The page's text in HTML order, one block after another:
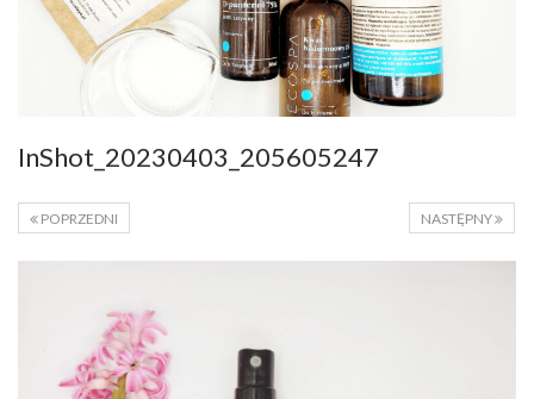
InShot_20230403_205605247
NASTĘPNY
POPRZEDNI